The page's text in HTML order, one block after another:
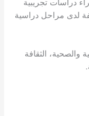
دراسات تجريبية
لدى مراحل دراسية
والصحية، الثقافة